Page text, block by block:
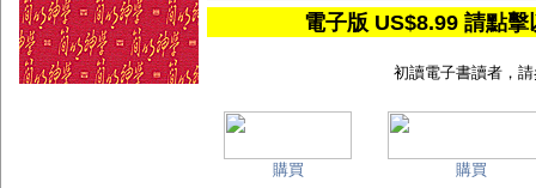
電子版 US$8.99 請點
初讀電子書讀者，
購買 購買